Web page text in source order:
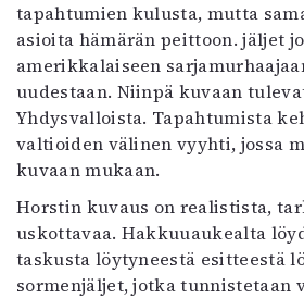
tapahtumien kulusta, mutta
asioita hämärän peittoon. jäljet
amerikkalaiseen
uudestaan. Niinpä kuvaan
Yhdysvalloista. Tapahtumista
valtioiden välinen vyyhti, jossa
kuvaan mukaan.
Horstin kuvaus on realistista,
uskottavaa. Hakkuuaukealta
taskusta löytyneestä esitteestä
sormenjäljet, jotka tunnistetaan